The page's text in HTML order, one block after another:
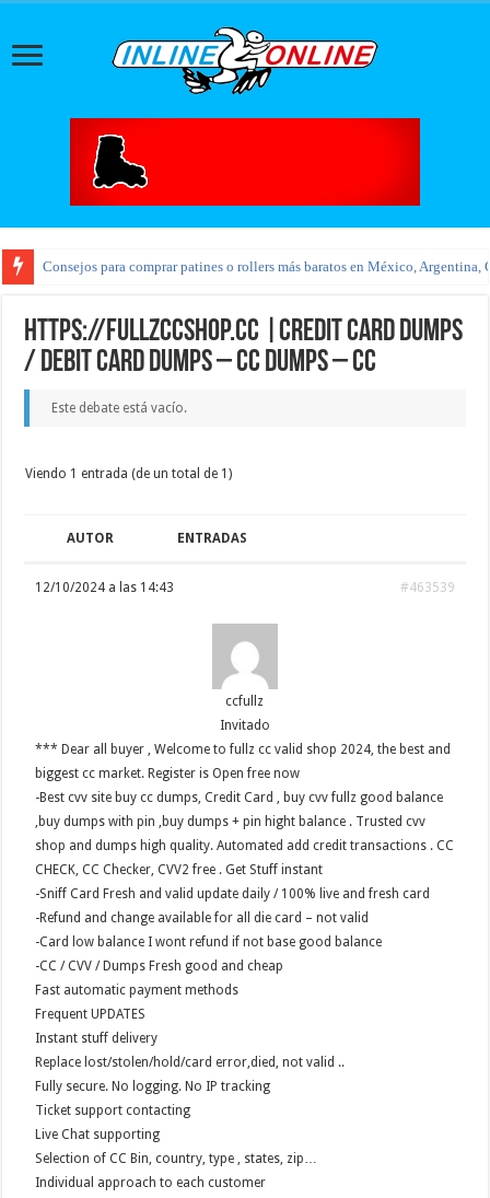
Consejos para comprar patines o rollers más baratos en México, Argentina,
https://fullzccshop.cc |Credit Card Dumps
/ Debit Card Dumps – Cc Dumps – Cc
Este debate está vacío.
Viendo 1 entrada (de un total de 1)
AUTOR ENTRADAS
12/10/2024 a las 14:43 #463539
ccfullz
Invitado
*** Dear all buyer , Welcome to fullz cc valid shop 2024, the best and
biggest cc market. Register is Open free now
-Best cvv site buy cc dumps, Credit Card , buy cvv fullz good balance
,buy dumps with pin ,buy dumps + pin hight balance . Trusted cvv
shop and dumps high quality. Automated add credit transactions . CC
CHECK, CC Checker, CVV2 free . Get Stuff instant
-Sniff Card Fresh and valid update daily / 100% live and fresh card
-Refund and change available for all die card – not valid
-Card low balance I wont refund if not base good balance
-CC / CVV / Dumps Fresh good and cheap
Fast automatic payment methods
Frequent UPDATES
Instant stuff delivery
Replace lost/stolen/hold/card error,died, not valid ..
Fully secure. No logging. No IP tracking
Ticket support contacting
Live Chat supporting
Selection of CC Bin, country, type , states, zip…
Individual approach to each customer